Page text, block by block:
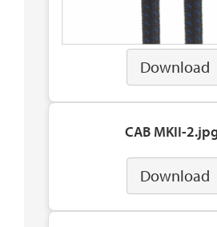
Download
CAB MKII-
Download